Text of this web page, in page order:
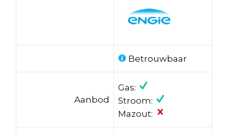
Betrouwbaar
Aanbod
Gas:
Stroom:
Mazout: